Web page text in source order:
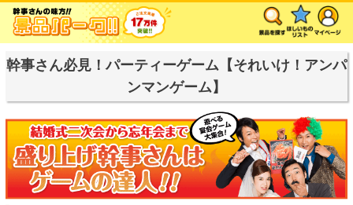
幹事さん必見！パーティーゲーム【それいけ！アンパ
ンマンゲーム】